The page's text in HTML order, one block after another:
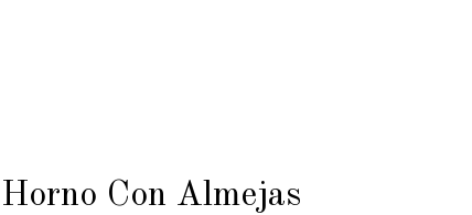
Con Almejas